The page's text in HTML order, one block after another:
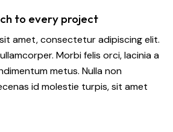
to every project
amet, consectetur adipiscing elit.
Morbi felis orci, lacinia a
metus. Nulla non
id molestie turpis, sit amet